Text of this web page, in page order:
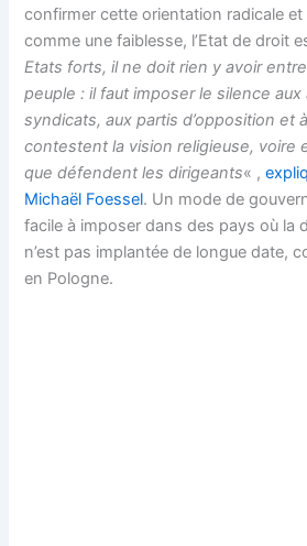
confirmer cette orientation radicale
comme une faiblesse, l’Etat de droit
Etats forts, il ne doit rien y avoir
peuple : il faut imposer le silence
syndicats, aux partis d’opposition et
contestent la vision religieuse, voire
que défendent les dirigeants« ,
Michaël Foessel. Un mode de
facile à imposer dans des pays où la
n’est pas implantée de longue date,
en Pologne.